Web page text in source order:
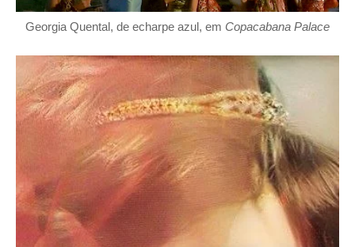
Georgia Quental, de echarpe azul, em Copacabana Palace